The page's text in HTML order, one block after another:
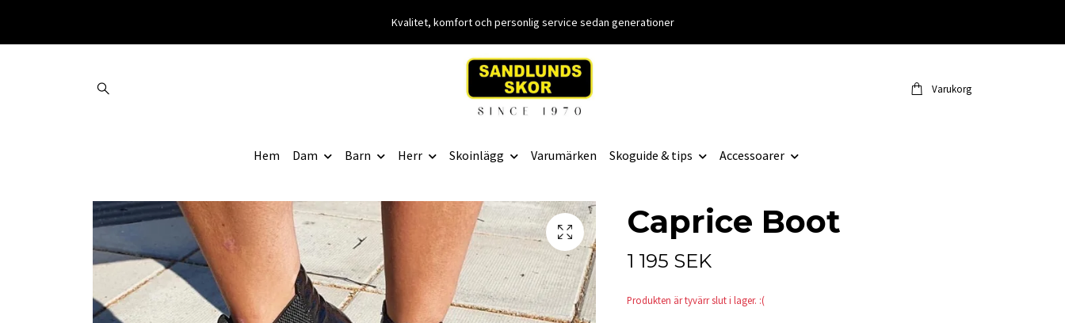
Kvalitet, komfort och personlig service sedan generationer
Varukorg
Hem Dam Barn Herr Skoinlägg Varumärken Skoguide & tips Accessoarer
Caprice Boot
1 195 SEK
Produkten är tyvärr slut i lager. :(